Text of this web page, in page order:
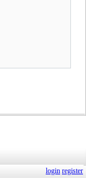
login register